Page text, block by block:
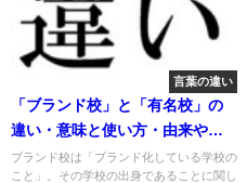
言葉の違い
「ブランド校」と「有名校」の
違い・意味と使い方・由来や例
文
ブランド校は「ブランド化している学校の
こと」。その学校の出身であることに関し